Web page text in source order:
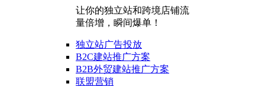
让你的独立站和跨境店铺流
量倍增，瞬间爆单！
独立站广告投放
B2C建站推广方案
B2B外贸建站推广方案
联盟营销